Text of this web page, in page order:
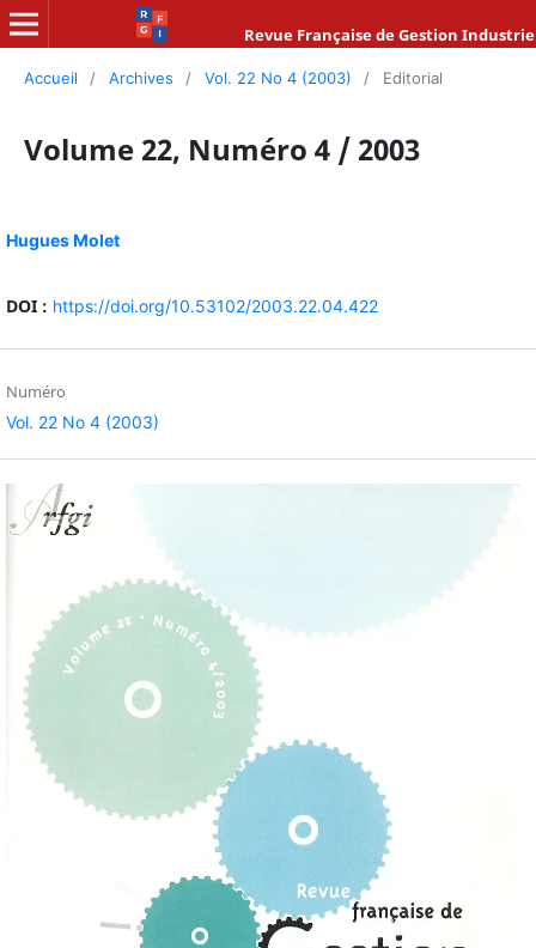
Revue Française de Gestion
Accueil / Archives / Vol. 22 No 4 (2003) / Editorial
Volume 22, Numéro 4 / 2003
Hugues Molet
DOI : https://doi.org/10.53102/2003.22.04.422
Numéro
Vol. 22 No 4 (2003)